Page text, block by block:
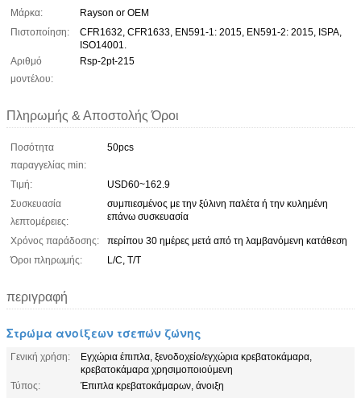
Μάρκα:
Rayson or OEM
Πιστοποίηση:
CFR1632, CFR1633, EN591-1: 2015, EN591-2: 2015, ISPA,
ISO14001.
Αριθμό
μοντέλου:
Rsp-2pt-215
Πληρωμής & Αποστολής Όροι
Ποσότητα
παραγγελίας min:
50pcs
Τιμή:
USD60~162.9
Συσκευασία
λεπτομέρειες:
συμπιεσμένος με την ξύλινη παλέτα ή την κυλημένη
επάνω συσκευασία
Χρόνος παράδοσης:
περίπου 30 ημέρες μετά από τη λαμβανόμενη κατάθεση
Όροι πληρωμής:
L/C, T/T
περιγραφή
Στρώμα ανοίξεων τσεπών ζώνης
Γενική χρήση:
Εγχώρια έπιπλα, ξενοδοχείο/εγχώρια κρεβατοκάμαρα,
κρεβατοκάμαρα χρησιμοποιούμενη
Τύπος:
Έπιπλα κρεβατοκάμαρων, άνοιξη